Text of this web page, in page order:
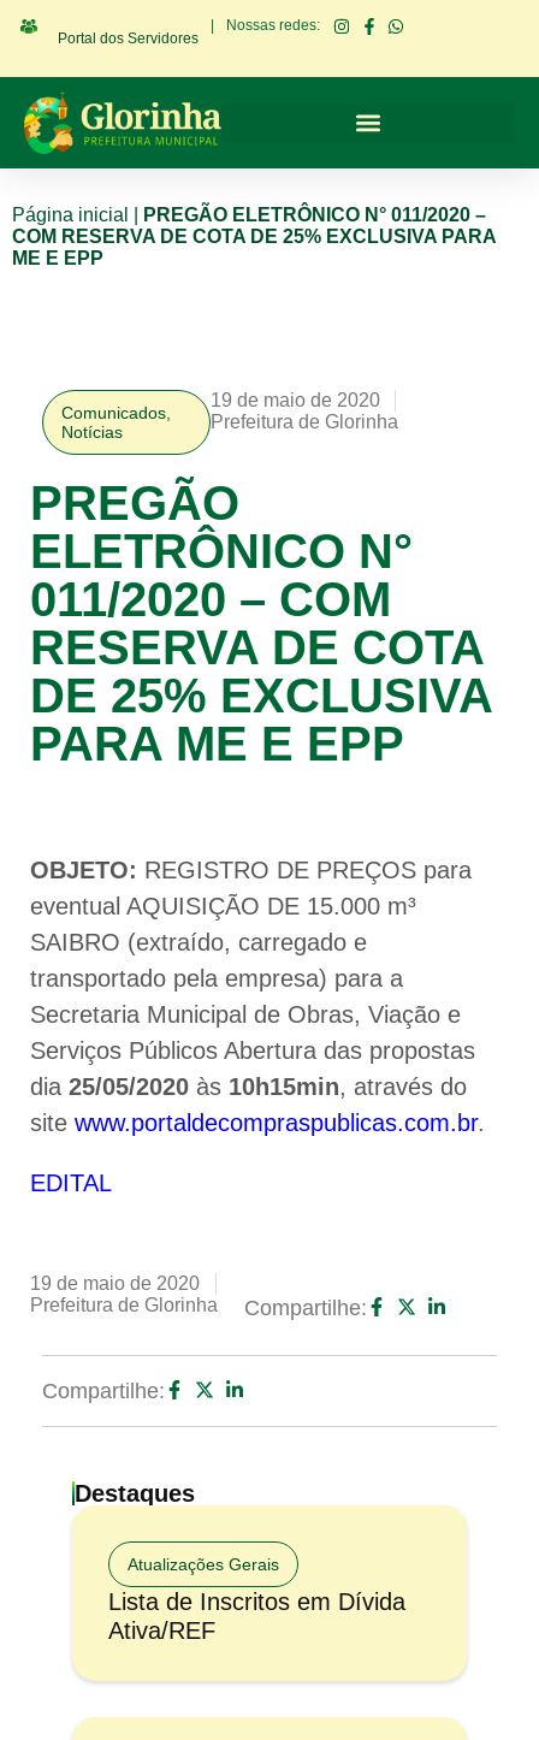
Portal dos Servidores
Nossas redes:
Página inicial
PREGÃO ELETRÔNICO N° 011/2020 –
COM RESERVA DE COTA DE 25% EXCLUSIVA PARA
ME E EPP
Comunicados
Notícias
19 de maio de 2020
Prefeitura de Glorinha
PREGÃO
ELETRÔNICO N°
011/2020 – COM
RESERVA DE COTA
DE 25% EXCLUSIVA
PARA ME E EPP
OBJETO: REGISTRO DE PREÇOS para
eventual AQUISIÇÃO DE 15.000 m³
SAIBRO (extraído, carregado e
transportado pela empresa) para a
Secretaria Municipal de Obras, Viação e
Serviços Públicos Abertura das propostas
dia 25/05/2020 às 10h15min, através do
site www.portaldecompraspublicas.com.br.
EDITAL
19 de maio de 2020
Prefeitura de Glorinha
Compartilhe:
Compartilhe:
Destaques
Atualizações Gerais
Lista de Inscritos em Dívida
Ativa/REF